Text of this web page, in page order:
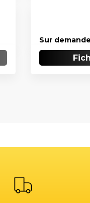
Sur demande